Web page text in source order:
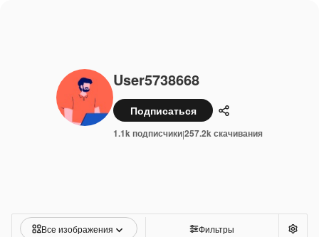
User5738668
Подписаться Поделиться
1.1k подписчики|257.2k скачивания
Все изображения Фильтры